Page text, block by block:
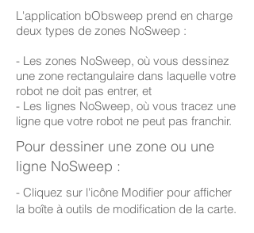
L'application bObsweep prend en charge
deux types de zones NoSweep :
- Les zones NoSweep, où vous dessinez
une zone rectangulaire dans laquelle votre
robot ne doit pas entrer, et
- Les lignes NoSweep, où vous tracez une
ligne que votre robot ne peut pas franchir.
Pour dessiner une zone ou une
ligne NoSweep :
- Cliquez sur l'icône Modifier pour afficher
la boîte à outils de modification de la carte.